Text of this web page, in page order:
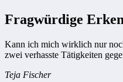
Fragwürdige
Kann ich mich wirklich nur
zwei verhasste Tätigkeiten
Teja Fischer